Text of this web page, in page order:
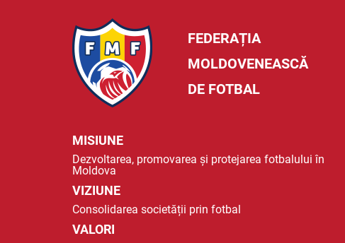
FEDERAȚIA
MOLDOVENEASCĂ
DE FOTBAL
MISIUNE
Dezvoltarea, promovarea și protejarea fotbalului în
Moldova
VIZIUNE
Consolidarea societății prin fotbal
VALORI